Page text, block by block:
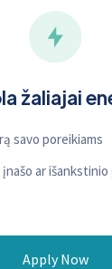
žaliajai
savo poreikiams
ar išankstinio
Apply Now